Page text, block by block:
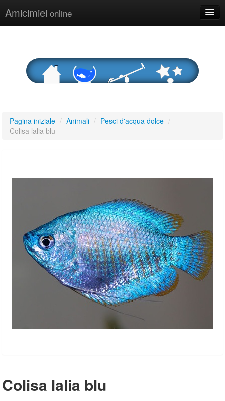
Amicimiei online
Login o registrati
Pagina iniziale / Animali / Pesci d'acqua dolce /
Colisa lalia blu
Colisa lalia blu